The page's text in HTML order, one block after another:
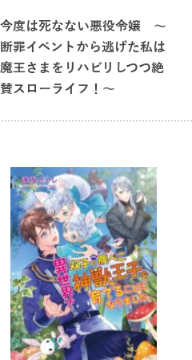
今度は死なない悪役令嬢 ～
断罪イベントから逃げた私は
魔王さまをリハビリしつつ絶
賛スローライフ！～